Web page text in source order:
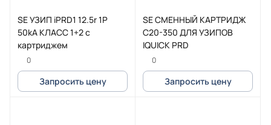
SE УЗИП iPRD1 12.5r 1P
50kA КЛАСС 1+2 с
картриджем
0
Запросить цену
SE СМЕННЫЙ КАРТРИДЖ
C20-350 ДЛЯ УЗИПОВ
IQUICK PRD
0
Запросить цену